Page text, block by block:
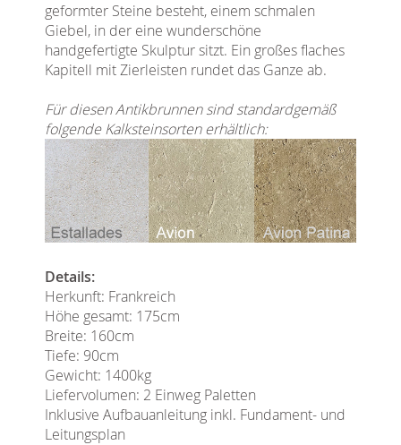
geformter Steine ​​besteht, einem schmalen
Giebel, in der eine wunderschöne
handgefertigte Skulptur sitzt. Ein großes flaches
Kapitell mit Zierleisten rundet das Ganze ab.
Für diesen Antikbrunnen sind standardgemäß
folgende Kalksteinsorten erhältlich:
Details:
Herkunft: Frankreich
Höhe gesamt: 175cm
Breite: 160cm
Tiefe: 90cm
Gewicht: 1400kg
Liefervolumen: 2 Einweg Paletten
Inklusive Aufbauanleitung inkl. Fundament- und
Leitungsplan